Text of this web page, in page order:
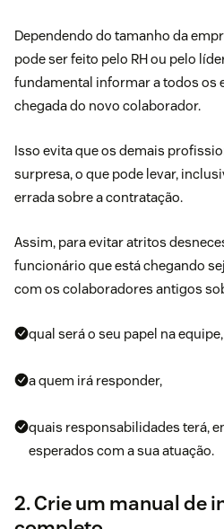
Dependendo do tamanho da
pode ser feito pelo RH ou pelo
fundamental informar a todos os
chegada do novo colaborador.
Isso evita que os demais
surpresa, o que pode levar,
errada sobre a contratação.
Assim, para evitar atritos
funcionário que está chegando
com os colaboradores antigos
qual será o seu papel na equipe,
a quem irá responder,
quais responsabilidades terá,
esperados com a sua atuação.
2. Crie um manual de